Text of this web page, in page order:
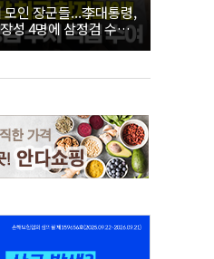
인 장군들...李대통령,
성 4명에 삼정검 수치
성 진급·삼정검 수치